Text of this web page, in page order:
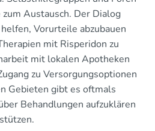
Austausch. Der Dialog
Vorurteile abzubauen
mit Risperidon zu
mit lokalen Apotheken
zu Versorgungsoptionen
Gebieten gibt es oftmals
Behandlungen aufzuklären